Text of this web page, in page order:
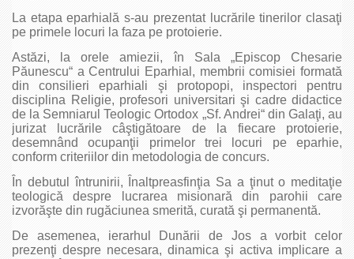
La etapa eparhială s-au prezentat lucrările tinerilor clasaţi
pe primele locuri la faza pe protoierie.
Astăzi, la orele amiezii, în Sala „Episcop Chesarie
Păunescu“ a Centrului Eparhial, membrii comisiei formată
din consilieri eparhiali şi protopopi, inspectori pentru
disciplina Religie, profesori universitari şi cadre didactice
de la Semniarul Teologic Ortodox „Sf. Andrei“ din Galaţi, au
jurizat lucrările câştigătoare de la fiecare protoierie,
desemnând ocupanţii primelor trei locuri pe eparhie,
conform criteriilor din metodologia de concurs.
În debutul întrunirii, Înaltpreasfinţia Sa a ţinut o meditaţie
teologică despre lucrarea misionară din parohii care
izvorăşte din rugăciunea smerită, curată şi permanentă.
De asemenea, ierarhul Dunării de Jos a vorbit celor
prezenţi despre necesara, dinamica şi activa implicare a